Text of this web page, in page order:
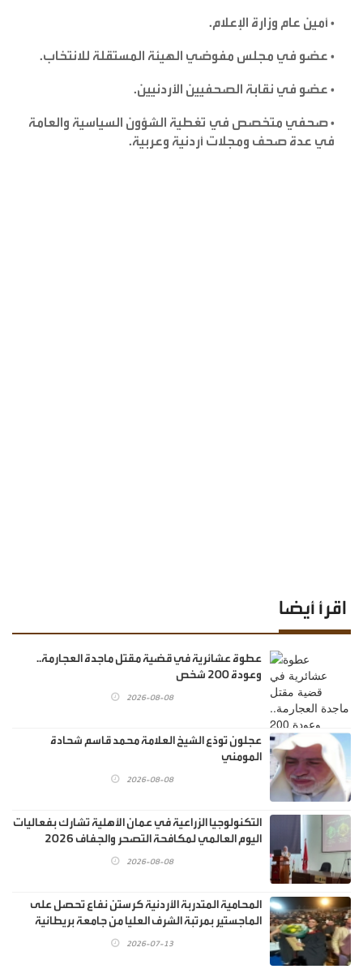
•أمين عام وزارة الإعلام.
•عضو في مجلس مفوضي الهيئة المستقلة للانتخاب.
•عضو في نقابة الصحفيين الأردنيين.
•صحفي متخصص في تغطية الشؤون السياسية والعامة
في عدة صحف ومجلات أردنية وعربية.
اقرأ أيضا
عطوة عشائرية في قضية مقتل ماجدة العجارمة..
وعودة 200 شخص
2026-08-08
عجلون تودّع الشيخ العلامة محمد قاسم شحادة
المومني
2026-08-08
التكنولوجيا الزراعية في عمان الأهلية تشارك بفعاليات
اليوم العالمي لمكافحة التصحر والجفاف 2026
2026-08-08
المحامية المتدربة الأردنية كرستن نفاع تحصل على
الماجستير بمرتبة الشرف العليا من جامعة بريطانية
2026-07-13